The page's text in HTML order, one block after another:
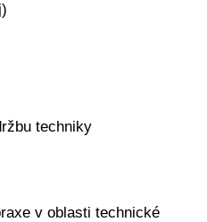
techniky
v oblasti technické